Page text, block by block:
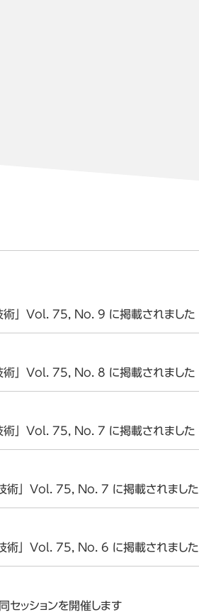
」Vol. 75, No. 9 に掲載されました
」Vol. 75, No. 8 に掲載されました
」Vol. 75, No. 7 に掲載されました
術」Vol. 75, No. 7 に掲載されました
術」Vol. 75, No. 6 に掲載されました
ッションを開催します